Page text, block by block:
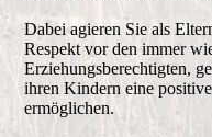
Dabei agieren Sie als
Respekt vor den immer
Erziehungsberechtigten,
ihren Kindern eine
ermöglichen.